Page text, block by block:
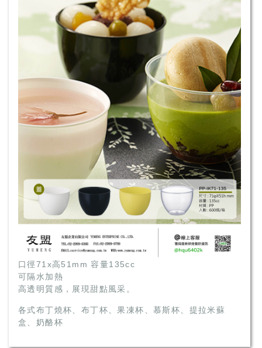
口徑71x高51mm 容量135cc
可隔水加熱
高透明質感，展現甜點風采。
各式布丁燒杯、布丁杯、果凍杯、慕斯杯、提拉米蘇
盒、奶酪杯